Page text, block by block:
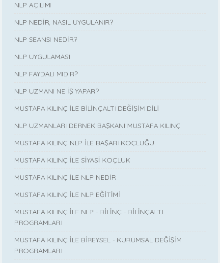
NLP AÇILIMI
NLP NEDİR, NASIL UYGULANIR?
NLP SEANSI NEDİR?
NLP UYGULAMASI
NLP FAYDALI MIDIR?
NLP UZMANI NE İŞ YAPAR?
MUSTAFA KILINÇ İLE BİLİNÇALTI DEĞİŞİM DİLİ
NLP UZMANLARI DERNEK BAŞKANI MUSTAFA KILINÇ
MUSTAFA KILINÇ NLP İLE BAŞARI KOÇLUĞU
MUSTAFA KILINÇ İLE SİYASİ KOÇLUK
MUSTAFA KILINÇ İLE NLP NEDİR
MUSTAFA KILINÇ İLE NLP EĞİTİMİ
MUSTAFA KILINÇ İLE NLP - BİLİNÇ - BİLİNÇALTI
PROGRAMLARI
MUSTAFA KILINÇ İLE BİREYSEL - KURUMSAL DEĞİŞİM
PROGRAMLARI